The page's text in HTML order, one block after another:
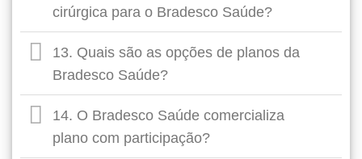
cirúrgica para o Bradesco Saúde?
13. Quais são as opções de planos da
Bradesco Saúde?
14. O Bradesco Saúde comercializa
plano com participação?